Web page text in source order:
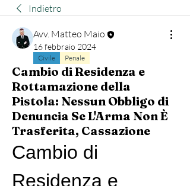
Indietro
Avv. Matteo Maio
16 febbraio 2024
Civile Penale
Cambio di Residenza e
Rottamazione della
Pistola: Nessun Obbligo di
Denuncia Se L'Arma Non È
Trasferita, Cassazione
Cambio di
Residenza e